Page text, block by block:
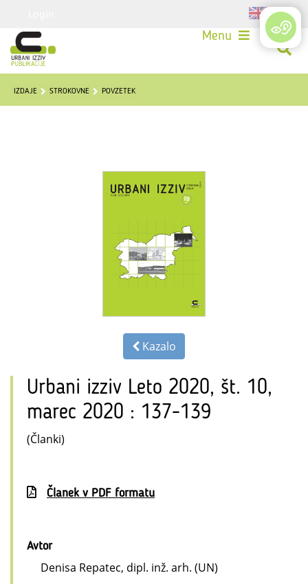
Menu
IZDAJE STROKOVNE POVZETEK
Kazalo
Urbani izziv Leto 2020, št. 10,
marec 2020 : 137-139
(Članki)
Članek v PDF formatu
Avtor
Denisa Repatec, dipl. inž. arh. (UN)